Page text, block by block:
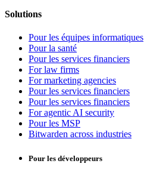
Solutions
Pour les équipes informatiques
Pour la santé
Pour les services financiers
For law firms
For marketing agencies
Pour les services financiers
Pour les services financiers
For agentic AI security
Pour les MSP
Bitwarden across industries
Pour les développeurs